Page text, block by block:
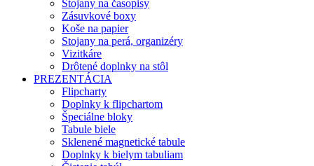
Stojany na časopisy
Zásuvkové boxy
Koše na papier
Stojany na perá, organizéry
Vizitkáre
Drôtené doplnky na stôl
PREZENTÁCIA
Flipcharty
Doplnky k flipchartom
Špeciálne bloky
Tabule biele
Sklenené magnetické tabule
Doplnky k bielym tabuliam